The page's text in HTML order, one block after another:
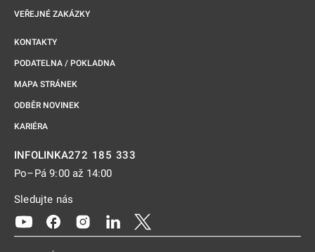
VEŘEJNÉ ZAKÁZKY
KONTAKTY
PODATELNA / POKLADNA
MAPA STRÁNEK
ODBĚR NOVINEK
KARIÉRA
INFOLINKA272 185 333
Po–Pá 9:00 až 14:00
Sledujte nás
Odkaz se otevře na nové kartě
Odkaz se otevře na nové kartě
Odkaz se otevře na nové kartě
Odkaz se otevře na nové kartě